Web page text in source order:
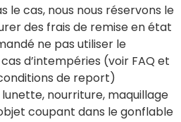
le cas, nous nous réservons le
des frais de remise en état
ne pas utiliser le
d’intempéries (voir FAQ et
de report)
lunette, nourriture, maquillage
coupant dans le gonflable